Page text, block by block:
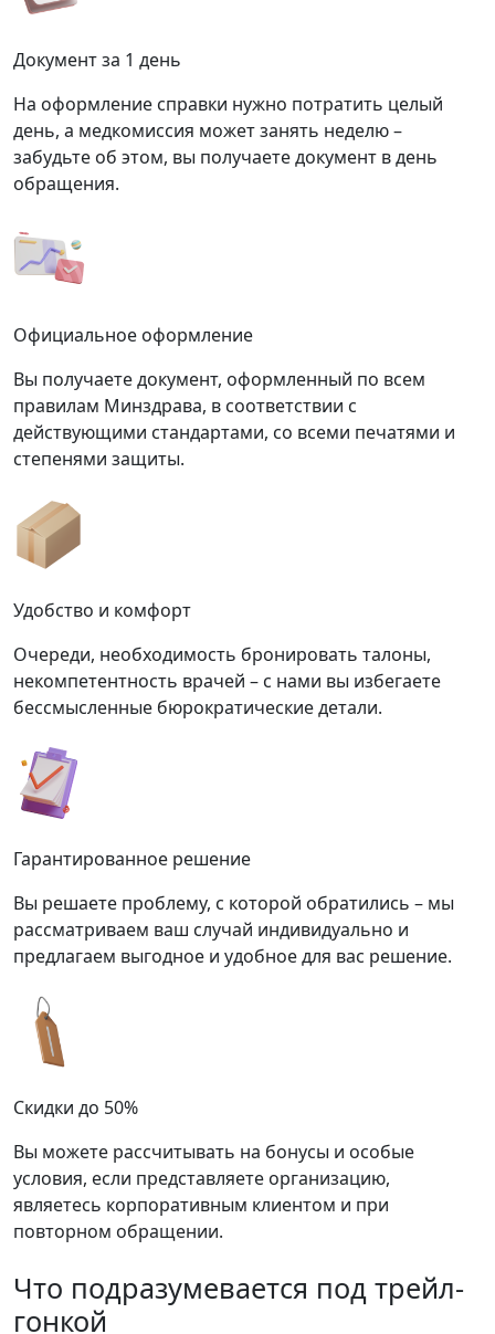
Документ за 1 день
На оформление справки нужно потратить целый
день, а медкомиссия может занять неделю –
забудьте об этом, вы получаете документ в день
обращения.
Официальное оформление
Вы получаете документ, оформленный по всем
правилам Минздрава, в соответствии с
действующими стандартами, со всеми печатями и
степенями защиты.
Удобство и комфорт
Очереди, необходимость бронировать талоны,
некомпетентность врачей – с нами вы избегаете
бессмысленные бюрократические детали.
Гарантированное решение
Вы решаете проблему, с которой обратились – мы
рассматриваем ваш случай индивидуально и
предлагаем выгодное и удобное для вас решение.
Скидки до 50%
Вы можете рассчитывать на бонусы и особые
условия, если представляете организацию,
являетесь корпоративным клиентом и при
повторном обращении.
Что подразумевается под трейл-
гонкой